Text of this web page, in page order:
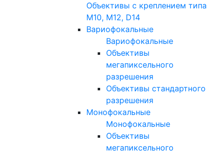
Объективы с креплением типа
M10, M12, D14
Вариофокальные
Вариофокальные
Объективы
мегапиксельного
разрешения
Объективы стандартного
разрешения
Монофокальные
Монофокальные
Объективы
мегапиксельного